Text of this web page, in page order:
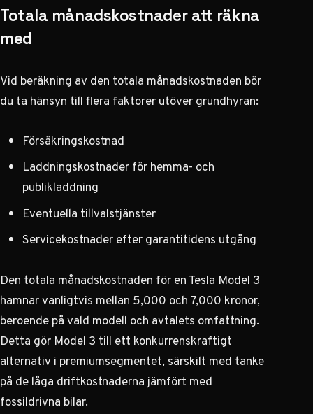
Totala månadskostnader att räkna
med
Vid beräkning av den totala månadskostnaden bör
du ta hänsyn till flera faktorer utöver grundhyran:
Försäkringskostnad
Laddningskostnader för hemma- och
publikladdning
Eventuella tillvalstjänster
Servicekostnader efter garantitidens utgång
Den totala månadskostnaden för en Tesla Model 3
hamnar vanligtvis mellan 5,000 och 7,000 kronor,
beroende på vald modell och avtalets omfattning.
Detta gör Model 3 till ett konkurrenskraftigt
alternativ i premiumsegmentet, särskilt med tanke
på de låga driftkostnaderna jämfört med
fossildrivna bilar.